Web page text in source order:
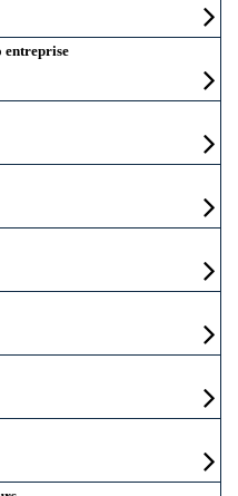
entreprise